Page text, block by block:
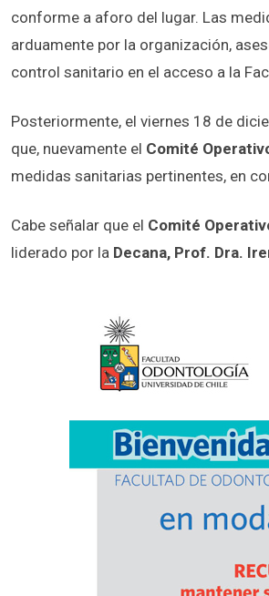
conforme a aforo del lugar. Las
arduamente por la organización,
control sanitario en el acceso a la
Posteriormente, el viernes 18 de
que, nuevamente el Comité
medidas sanitarias pertinentes, en
Cabe señalar que el Comité
liderado por la Decana, Prof. Dra.